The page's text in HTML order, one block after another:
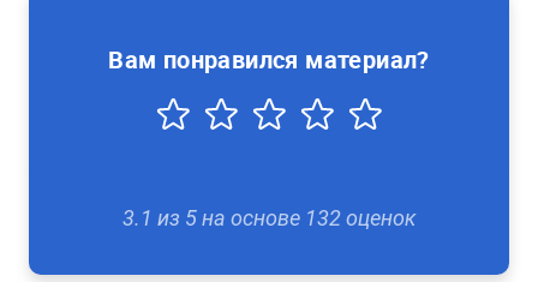
Вам понравился материал?
3.1 из 5на основе 132оценок